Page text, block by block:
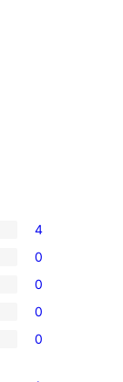
4
0
0
0
0